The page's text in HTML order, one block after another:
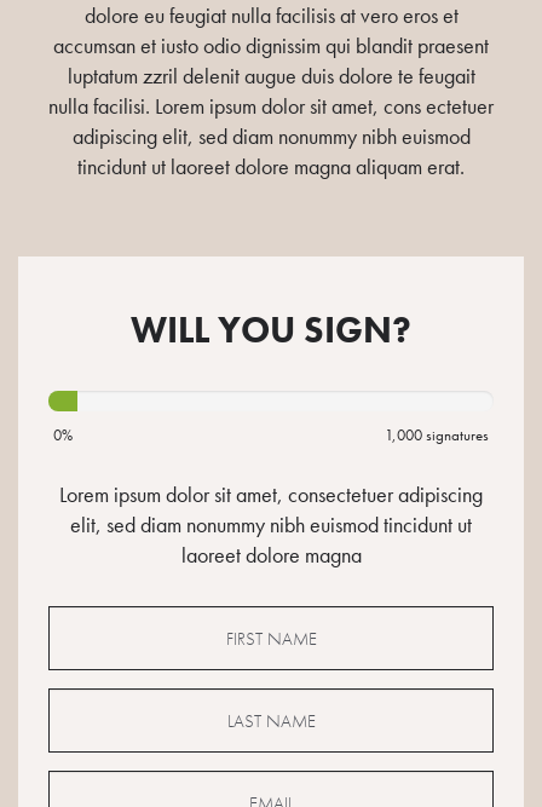
dolore eu feugiat nulla facilisis at vero eros et
accumsan et iusto odio dignissim qui blandit praesent
luptatum zzril delenit augue duis dolore te feugait
nulla facilisi. Lorem ipsum dolor sit amet, cons ectetuer
adipiscing elit, sed diam nonummy nibh euismod
tincidunt ut laoreet dolore magna aliquam erat.
WILL YOU SIGN?
0% 1,000 signatures
Lorem ipsum dolor sit amet, consectetuer adipiscing
elit, sed diam nonummy nibh euismod tincidunt ut
laoreet dolore magna